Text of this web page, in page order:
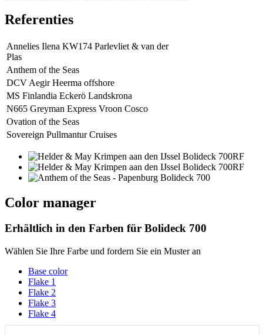
Referenties
Annelies Ilena KW174 Parlevliet & van der
Plas
Anthem of the Seas
DCV Aegir Heerma offshore
MS Finlandia Eckerö Landskrona
N665 Greyman Express Vroon Cosco
Ovation of the Seas
Sovereign Pullmantur Cruises
Color manager
Erhältlich in den Farben für Bolideck 700
Wählen Sie Ihre Farbe und fordern Sie ein Muster an
Base color
Flake 1
Flake 2
Flake 3
Flake 4